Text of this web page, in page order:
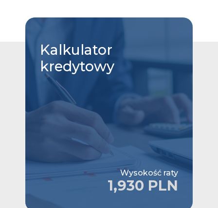
Kalkulator
kredytowy
Wysokość raty
1,930 PLN